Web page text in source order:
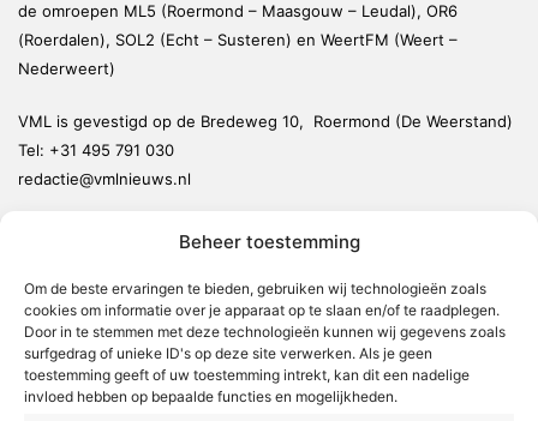
Beheer toestemming
Om de beste ervaringen te bieden, gebruiken wij technologieën zoals
cookies om informatie over je apparaat op te slaan en/of te raadplegen.
Door in te stemmen met deze technologieën kunnen wij gegevens zoals
surfgedrag of unieke ID's op deze site verwerken. Als je geen
toestemming geeft of uw toestemming intrekt, kan dit een nadelige
invloed hebben op bepaalde functies en mogelijkheden.
de omroepen ML5 (Roermond – Maasgouw – Leudal), OR6
(Roerdalen), SOL2 (Echt – Susteren) en WeertFM (Weert –
Nederweert)
VML is gevestigd op de Bredeweg 10, Roermond (De Weerstand)
Tel: +31 495 791 030
redactie@vmlnieuws.nl
Leudal
Maasgouw
Echt-Susteren